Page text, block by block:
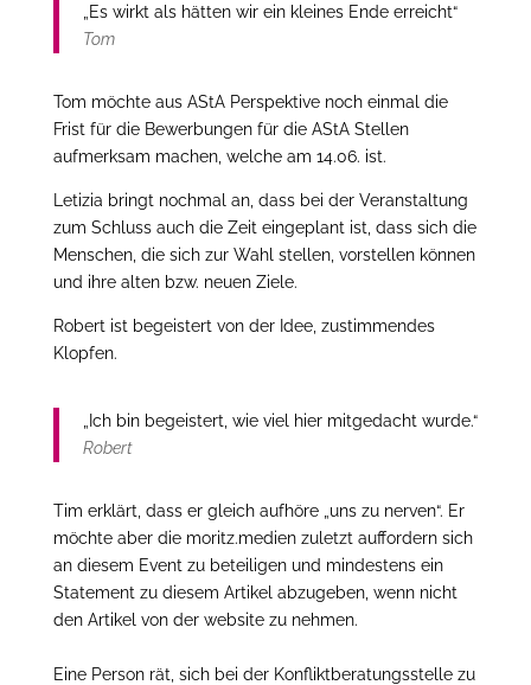
„Es wirkt als hätten wir ein kleines Ende erreicht“
Tom
Tom möchte aus AStA Perspektive noch einmal die
Frist für die Bewerbungen für die AStA Stellen
aufmerksam machen, welche am 14.06. ist.
Letizia bringt nochmal an, dass bei der Veranstaltung
zum Schluss auch die Zeit eingeplant ist, dass sich die
Menschen, die sich zur Wahl stellen, vorstellen können
und ihre alten bzw. neuen Ziele.
Robert ist begeistert von der Idee, zustimmendes
Klopfen.
„Ich bin begeistert, wie viel hier mitgedacht wurde.“
Robert
Tim erklärt, dass er gleich aufhöre „uns zu nerven“. Er
möchte aber die moritz.medien zuletzt auffordern sich
an diesem Event zu beteiligen und mindestens ein
Statement zu diesem Artikel abzugeben, wenn nicht
den Artikel von der website zu nehmen.
Eine Person rät, sich bei der Konfliktberatungsstelle zu